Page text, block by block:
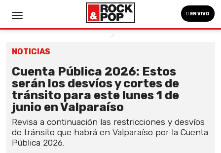
EN VIVO
NOTICIAS
Cuenta Pública 2026: Estos
serán los desvíos y cortes de
tránsito para este lunes 1 de
junio en Valparaíso
Revisa a continuación las restricciones y desvíos
de tránsito que habrá en Valparaíso por la Cuenta
Pública 2026.